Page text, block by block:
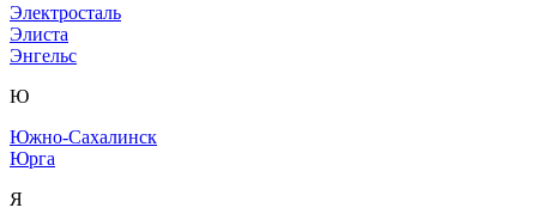
Электросталь
Элиста
Энгельс
Ю
Южно-Сахалинск
Юрга
Я